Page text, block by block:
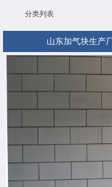
分类列表
山东加气块生产